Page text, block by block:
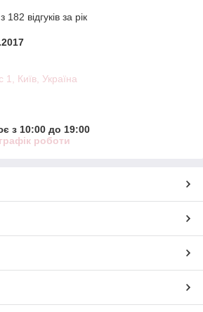
відгуків за рік
1, Київ, Україна
з 10:00 до 19:00
роботи